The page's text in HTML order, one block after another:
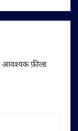
आवश्यक फ़ील्ड